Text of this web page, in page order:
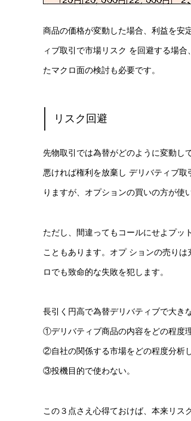
商品の価格が変動した場合、利益を安
ィブ取引で市場リスク を回避する場
たマクロ面の検討も必要です。
リスク回避
先物取引では為替がどのように変動し
悪ければ権利を放棄し デリバティブ
りますが、オプションの買いの方が使
ただし、間違ってもコールにせよプッ
こともあります。オプ ションの売り
ロでも致命的な失敗を犯します。
長引く円高で為替デリバティブで大き
①デリバティブ商品の内容をどの程度
②自社の関係する市場をどの程度分析
③投機目的で使わない。
この３点さえ心得ておけば、本来リス